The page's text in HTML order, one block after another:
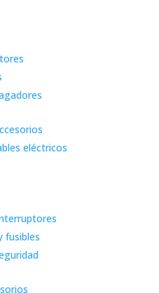
eléctricos
fusibles